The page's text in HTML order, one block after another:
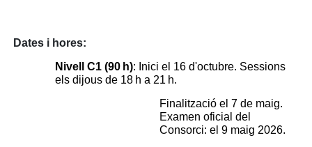
Dates i hores:
Nivell C1 (90 h): Inici el 16 d'octubre. Sessions
els dijous de 18 h a 21 h.
Finalització el 7 de maig.
Examen oficial del
Consorci: el 9 maig 2026.